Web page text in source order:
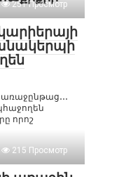
251 Просмотр
որոշ
215 Просмотр